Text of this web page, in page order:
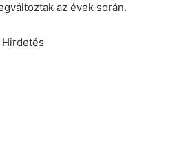
az évek során.
Hirdetés